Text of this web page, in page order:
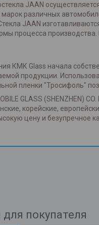
JAAN
различных
JAAN
процесса
КМК Glass начала
продукции.
пленки "Тросифоль"
GLASS (SHENZHEN)
корейские,
цену и
покупателя